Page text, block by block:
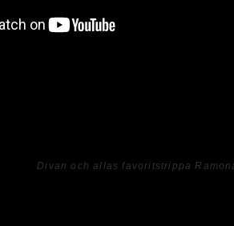
Divan och allas favoritstrippa